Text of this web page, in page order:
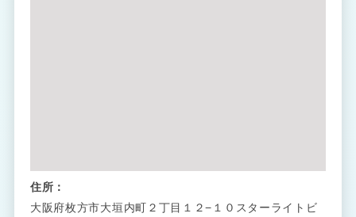
住所：
大阪府枚方市大垣内町２丁目１２−１０スターライトビ